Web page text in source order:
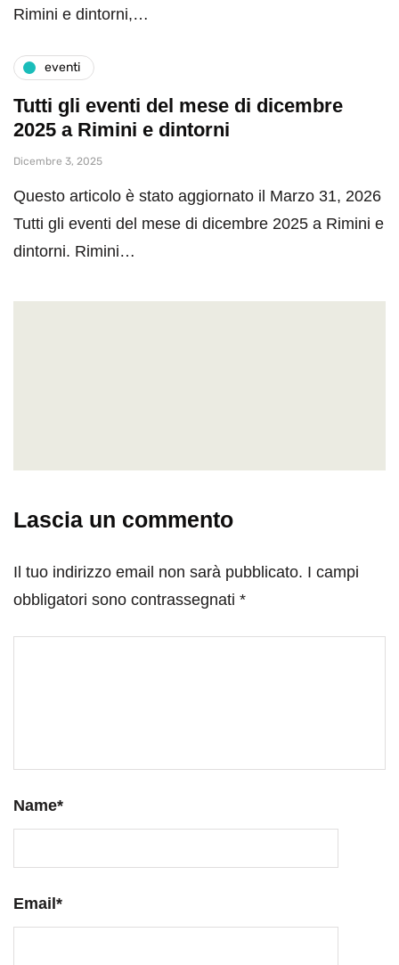
Rimini e dintorni,…
eventi
Tutti gli eventi del mese di dicembre
2025 a Rimini e dintorni
Dicembre 3, 2025
Questo articolo è stato aggiornato il Marzo 31, 2026
Tutti gli eventi del mese di dicembre 2025 a Rimini e
dintorni. Rimini…
Lascia un commento
Il tuo indirizzo email non sarà pubblicato. I campi
obbligatori sono contrassegnati *
Name*
Email*